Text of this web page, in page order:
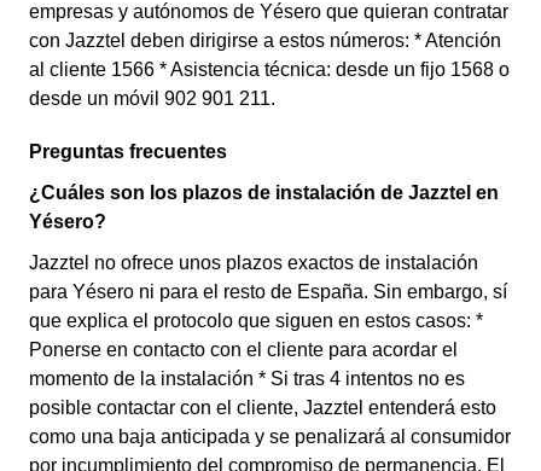
empresas y autónomos de Yésero que quieran contratar
con Jazztel deben dirigirse a estos números: * Atención
al cliente 1566 * Asistencia técnica: desde un fijo 1568 o
desde un móvil 902 901 211.
Preguntas frecuentes
¿Cuáles son los plazos de instalación de Jazztel en
Yésero?
Jazztel no ofrece unos plazos exactos de instalación
para Yésero ni para el resto de España. Sin embargo, sí
que explica el protocolo que siguen en estos casos: *
Ponerse en contacto con el cliente para acordar el
momento de la instalación * Si tras 4 intentos no es
posible contactar con el cliente, Jazztel entenderá esto
como una baja anticipada y se penalizará al consumidor
por incumplimiento del compromiso de permanencia. El